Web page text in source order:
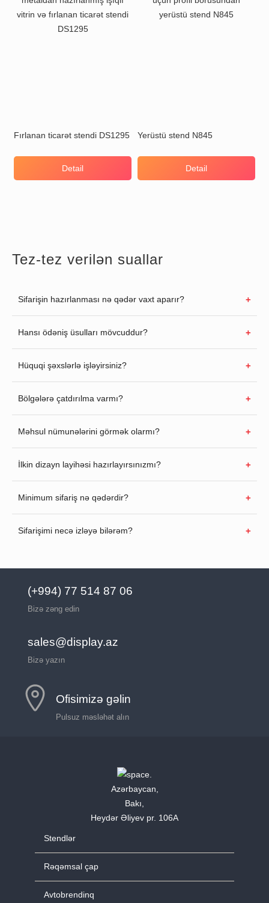
Fırlanan ticarət stendi DS1295
Detail
Yerüstü stend N845
Detail
Tez-tez verilən suallar
Sifarişin hazırlanması nə qədər vaxt aparır?
Hansı ödəniş üsulları mövcuddur?
Hüquqi şəxslərlə işləyirsiniz?
Bölgələrə çatdırılma varmı?
Məhsul nümunələrini görmək olarmı?
İlkin dizayn layihəsi hazırlayırsınızmı?
Minimum sifariş nə qədərdir?
Sifarişimi necə izləyə bilərəm?
(+994) 77 514 87 06
Bizə zəng edin
sales@display.az
Bizə yazın
Ofisimizə gəlin
Pulsuz məsləhət alın
Azərbaycan,
Bakı,
Heydər Əliyev pr. 106A
Stendlər
Rəqəmsal çap
Avtobrendinq